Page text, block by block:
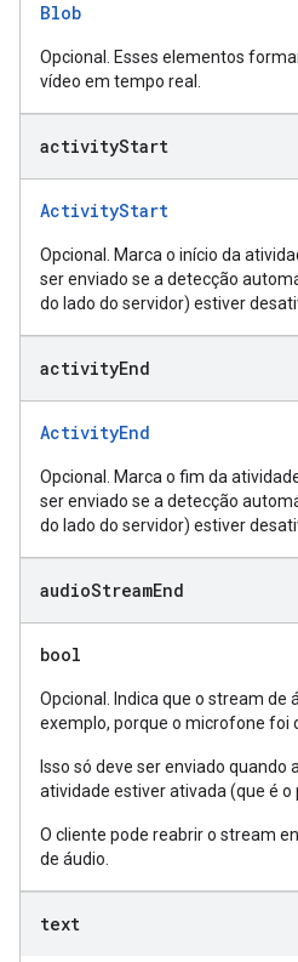
Blob
Opcional. Esses elementos
vídeo em tempo real.
activityStart
ActivityStart
Opcional. Marca o início da
ser enviado se a detecção
do lado do servidor) estiver
activityEnd
ActivityEnd
Opcional. Marca o fim da
ser enviado se a detecção
do lado do servidor) estiver
audioStreamEnd
bool
Opcional. Indica que o stream de
exemplo, porque o microfone foi
Isso só deve ser enviado
atividade estiver ativada (que é o
O cliente pode reabrir o stream
de áudio.
text